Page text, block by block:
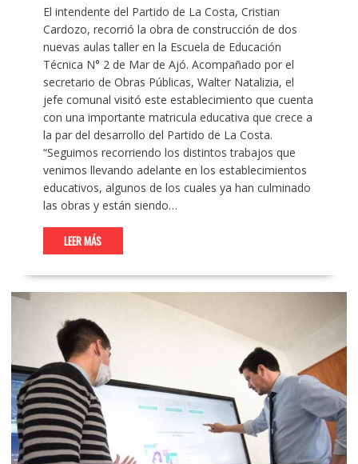
El intendente del Partido de La Costa, Cristian
Cardozo, recorrió la obra de construcción de dos
nuevas aulas taller en la Escuela de Educación
Técnica N° 2 de Mar de Ajó. Acompañado por el
secretario de Obras Públicas, Walter Natalizia, el
jefe comunal visitó este establecimiento que cuenta
con una importante matricula educativa que crece a
la par del desarrollo del Partido de La Costa.
“Seguimos recorriendo los distintos trabajos que
venimos llevando adelante en los establecimientos
educativos, algunos de los cuales ya han culminado
las obras y están siendo…
LEER MÁS